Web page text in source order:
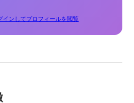
インしてプロフィールを閲覧